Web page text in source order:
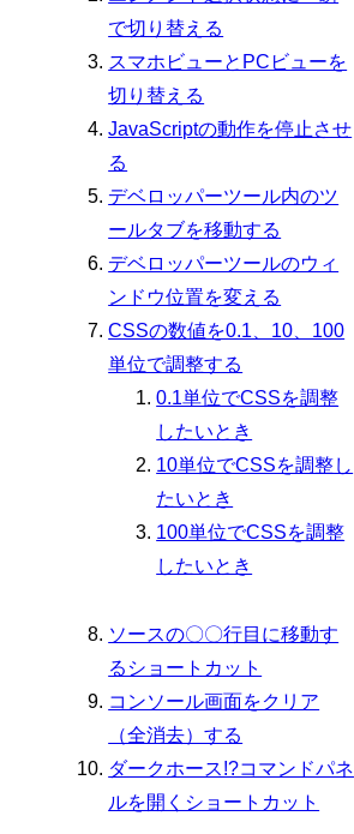
で切り替える
スマホビューとPCビューを
切り替える
JavaScriptの動作を停止させ
る
デベロッパーツール内のツ
ールタブを移動する
デベロッパーツールのウィ
ンドウ位置を変える
CSSの数値を0.1、10、100
単位で調整する
0.1単位でCSSを調整
したいとき
10単位でCSSを調整し
たいとき
100単位でCSSを調整
したいとき
ソースの〇〇行目に移動す
るショートカット
コンソール画面をクリア
（全消去）する
ダークホース!?コマンドパネ
ルを開くショートカット